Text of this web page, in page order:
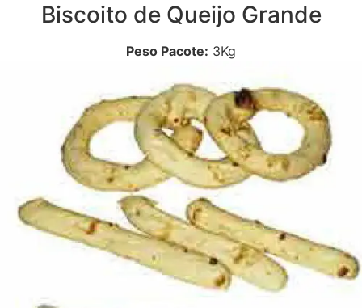
Biscoito de Queijo Grande
Peso Pacote: 3Kg